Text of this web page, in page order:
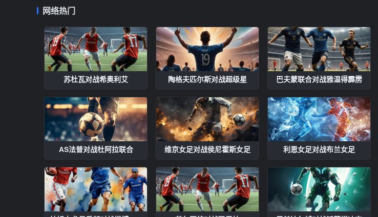
网络热门
苏杜瓦对战希奥利艾 陶格夫匹尔斯对战超级星 巴夫蒙联合对战雅温得霹雳
AS法普对战杜阿拉联合 维京女足对战侯尼霍斯女足 利恩女足对战布兰女足